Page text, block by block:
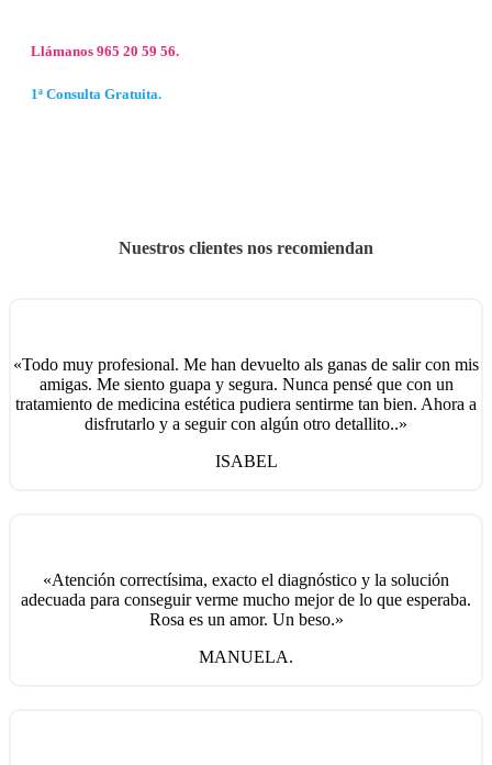
Llámanos 965 20 59 56.
1ª Consulta Gratuita.
Nuestros clientes nos recomiendan
«Todo muy profesional. Me han devuelto als ganas de salir con mis
amigas. Me siento guapa y segura. Nunca pensé que con un
tratamiento de medicina estética pudiera sentirme tan bien. Ahora a
disfrutarlo y a seguir con algún otro detallito..»
ISABEL
«Atención correctísima, exacto el diagnóstico y la solución
adecuada para conseguir verme mucho mejor de lo que esperaba.
Rosa es un amor. Un beso.»
MANUELA.